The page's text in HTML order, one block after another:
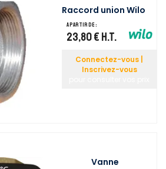
Raccord union Wilo
A partir de :
23,80 € H.T.
Connectez-vous |
Inscrivez-vous
Vanne